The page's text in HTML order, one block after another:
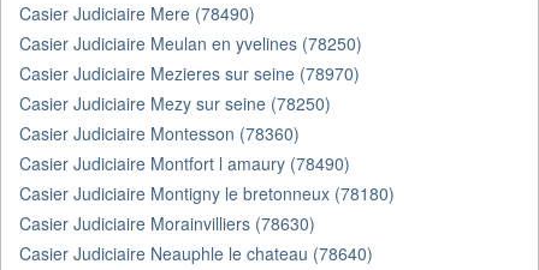
Casier Judiciaire Mere (78490)
Casier Judiciaire Meulan en yvelines (78250)
Casier Judiciaire Mezieres sur seine (78970)
Casier Judiciaire Mezy sur seine (78250)
Casier Judiciaire Montesson (78360)
Casier Judiciaire Montfort l amaury (78490)
Casier Judiciaire Montigny le bretonneux (78180)
Casier Judiciaire Morainvilliers (78630)
Casier Judiciaire Neauphle le chateau (78640)